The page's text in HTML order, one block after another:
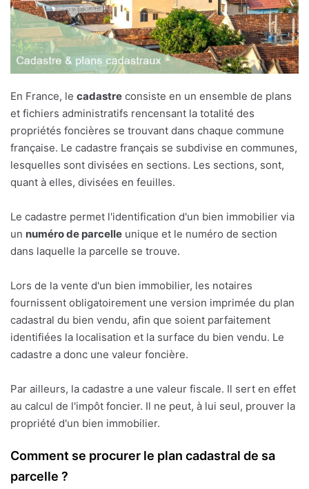
En France, le cadastre consiste en un ensemble de plans
et fichiers administratifs rencensant la totalité des
propriétés foncières se trouvant dans chaque commune
française. Le cadastre français se subdivise en communes,
lesquelles sont divisées en sections. Les sections, sont,
quant à elles, divisées en feuilles.
Le cadastre permet l'identification d'un bien immobilier via
un numéro de parcelle unique et le numéro de section
dans laquelle la parcelle se trouve.
Lors de la vente d'un bien immobilier, les notaires
fournissent obligatoirement une version imprimée du plan
cadastral du bien vendu, afin que soient parfaitement
identifiées la localisation et la surface du bien vendu. Le
cadastre a donc une valeur foncière.
Par ailleurs, la cadastre a une valeur fiscale. Il sert en effet
au calcul de l'impôt foncier. Il ne peut, à lui seul, prouver la
propriété d'un bien immobilier.
Comment se procurer le plan cadastral de sa
parcelle ?